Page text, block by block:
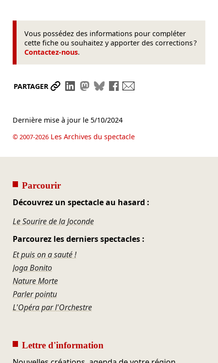
Vous possédez des informations pour compléter
cette fiche ou souhaitez y apporter des corrections ?
Contactez-nous.
PARTAGER Partager le lien
Partager sur LinkedIn
Partager sur Mastodon
Partager sur Bluesky
Partager sur Facebook
Dernière mise à jour le 5/10/2024
© 2007-2026Les Archives du spectacle
Parcourir
Découvrez un spectacle au hasard :
Le Sourire de la Joconde
Parcourez les derniers spectacles :
Et puis on a sauté !
Joga Bonito
Nature Morte
Parler pointu
L'Opéra par l'Orchestre
Lettre d'information